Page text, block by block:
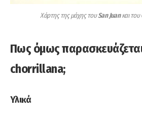
Χάρτης της μάχης τουSan Juanκαι του
Πως όμως
chorrillana;
Υλικά